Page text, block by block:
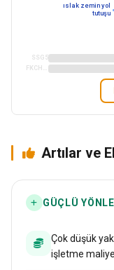
ıslak zemin yol
tutuşu
SSG5
FKCHP2
Artılar ve
GÜÇLÜ
Çok düşük
işletme